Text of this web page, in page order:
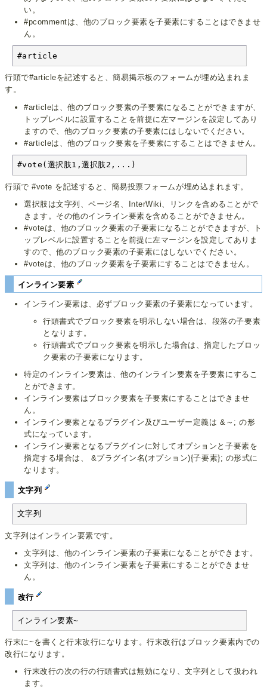
い。
#pcommentは、他のブロック要素を子要素にすることはできませ
ん。
#article
行頭で#articleを記述すると、簡易掲示板のフォームが埋め込まれま
す。
#articleは、他のブロック要素の子要素になることができますが、
トップレベルに設置することを前提に左マージンを設定してあり
ますので、他のブロック要素の子要素にはしないでください。
#articleは、他のブロック要素を子要素にすることはできません。
#vote(選択肢1,選択肢2,...)
行頭で #vote を記述すると、簡易投票フォームが埋め込まれます。
選択肢は文字列、ページ名、InterWiki、リンクを含めることがで
きます。その他のインライン要素を含めることができません。
#voteは、他のブロック要素の子要素になることができますが、ト
ップレベルに設置することを前提に左マージンを設定してありま
すので、他のブロック要素の子要素にはしないでください。
#voteは、他のブロック要素を子要素にすることはできません。
インライン要素
インライン要素は、必ずブロック要素の子要素になっています。
行頭書式でブロック要素を明示しない場合は、段落の子要素
となります。
行頭書式でブロック要素を明示した場合は、指定したブロッ
ク要素の子要素になります。
特定のインライン要素は、他のインライン要素を子要素にするこ
とができます。
インライン要素はブロック要素を子要素にすることはできませ
ん。
インライン要素となるプラグイン及びユーザー定義は &～; の形
式になっています。
インライン要素となるプラグインに対してオプションと子要素を
指定する場合は、 &プラグイン名(オプション){子要素}; の形式に
なります。
文字列
文字列
文字列はインライン要素です。
文字列は、他のインライン要素の子要素になることができます。
文字列は、他のインライン要素を子要素にすることができませ
ん。
改行
インライン要素~
行末に~を書くと行末改行になります。行末改行はブロック要素内での
改行になります。
行末改行の次の行の行頭書式は無効になり、文字列として扱われ
ます。